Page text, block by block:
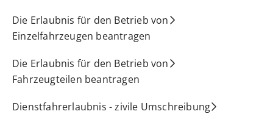
Die Erlaubnis für den Betrieb von
Einzelfahrzeugen beantragen
Die Erlaubnis für den Betrieb von
Fahrzeugteilen beantragen
Dienstfahrerlaubnis - zivile Umschreibung